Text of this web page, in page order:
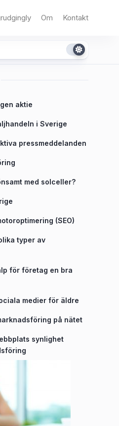
Om Kontakt
aktie
i Sverige
pressmeddelanden
med solceller?
(SEO)
typer av
för företag en bra
medier för äldre
på nätet
synlighet